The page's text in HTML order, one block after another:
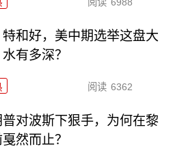
阅读 6988
特和好，美中期选举这盘大
有多深？
阅读 6362
普对波斯下狠手，为何在黎
然而止？